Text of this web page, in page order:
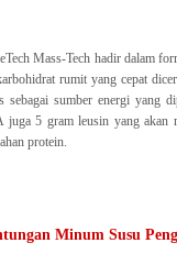
Mass-Tech hadir dalam
rumit yang cepat
sebagai sumber energi yang
juga 5 gram leusin yang akan
protein.
Minum Susu